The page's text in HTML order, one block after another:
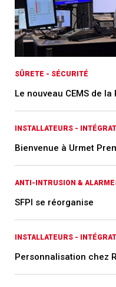
SÛRETE - SÉCURITÉ
Le nouveau CEMS de la
INSTALLATEURS -
Bienvenue à Urmet
ANTI-INTRUSION &
SFPI se réorganise
INSTALLATEURS -
Personnalisation chez